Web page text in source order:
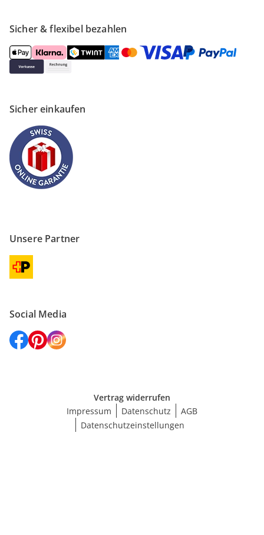
Sicher & flexibel bezahlen
Sicher einkaufen
Unsere Partner
Social Media
Vertrag widerrufen
Impressum
Datenschutz
AGB
Datenschutzeinstellungen